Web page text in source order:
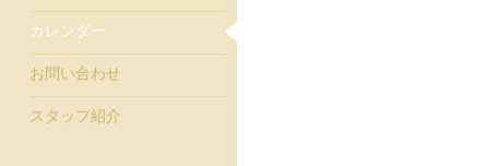
カレンダー
お問い合わせ
スタッフ紹介